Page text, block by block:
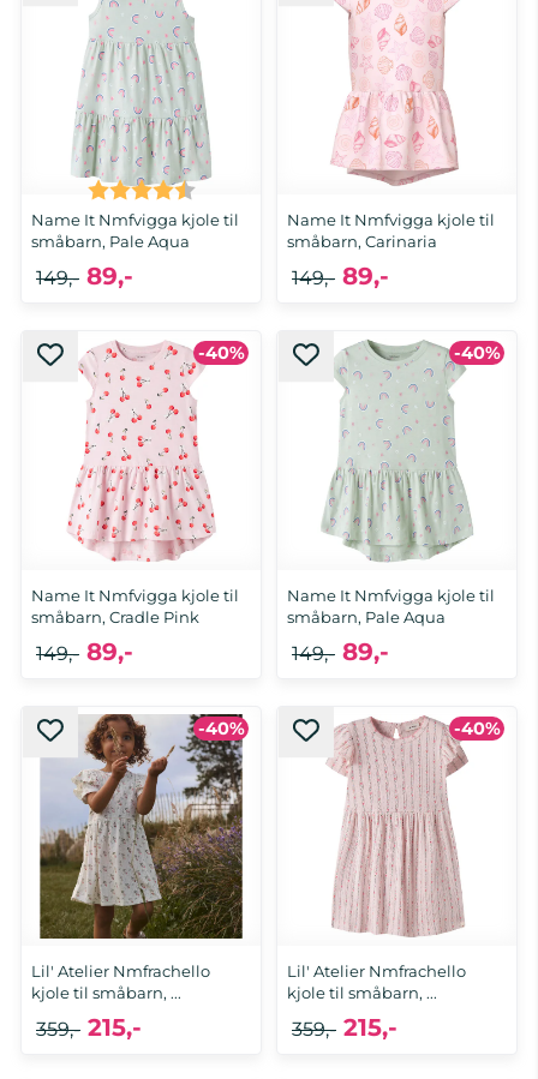
Name It Nmfvigga kjole til
småbarn, Pale Aqua
92, 98, 104, 110, 116
89,-
149,-
Karakter: 4.5 av 5 mulige
Name It Nmfvigga kjole til
småbarn, Carinaria
92, 98, 104, 110, 116
89,-
149,-
-40%
Name It Nmfvigga kjole til
småbarn, Cradle Pink
92, 98, 104, 110, 116
89,-
149,-
-40%
Name It Nmfvigga kjole til
småbarn, Pale Aqua
92, 98, 104, 110, 116
89,-
149,-
-40%
Lil' Atelier Nmfrachello
kjole til småbarn, ...
215,-
359,-
-40%
Lil' Atelier Nmfrachello
kjole til småbarn, ...
215,-
359,-